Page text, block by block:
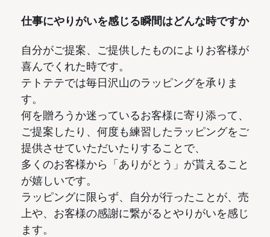
仕事にやりがいを感じる瞬間はどんな時ですか
自分がご提案、ご提供したものによりお客様が
喜んでくれた時です。
テトテテでは毎日沢山のラッピングを承りま
す。
何を贈ろうか迷っているお客様に寄り添って、
ご提案したり、何度も練習したラッピングをご
提供させていただいたりすることで、
多くのお客様から「ありがとう」が貰えること
が嬉しいです。
ラッピングに限らず、自分が行ったことが、売
上や、お客様の感謝に繋がるとやりがいを感じ
ます。